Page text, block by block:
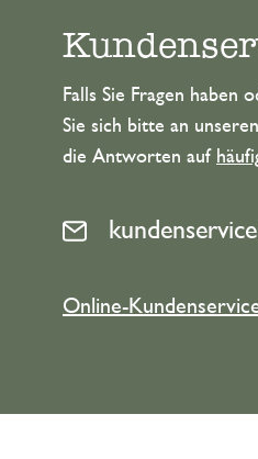
Falls Sie Fragen haben
Sie sich bitte an
die Antworten auf
Online-